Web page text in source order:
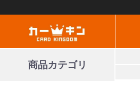
商品カテゴリ